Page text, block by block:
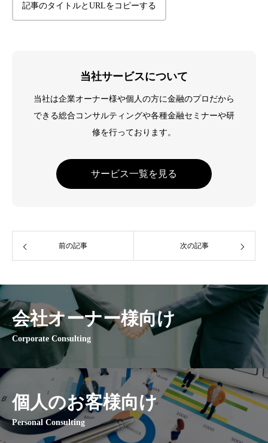
記事のタイトルとURLをコピーする
当社サービスについて
当社は企業オーナー様や個人の方に金融のプロだから
できる総合コンサルティングや各種金融セミナーや研
修を行っております。
サービス一覧を見る
前の記事 次の記事
会社オーナー様向け
Corporate Consulting
個人のお客様向け
Personal Consulting